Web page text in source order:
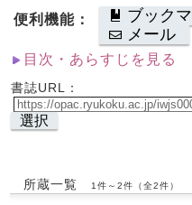
便利機能：
ブック
メール
目次・あらすじを見る
書誌URL：
選択
所蔵一覧 1件～2件（全2件）